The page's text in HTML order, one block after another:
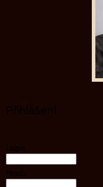
Přihlášení
Login:
Heslo: